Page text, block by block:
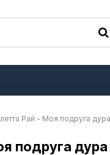
Рай - Моя подруга дура
подруга дура